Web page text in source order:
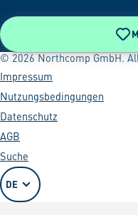
© 2026 Northcomp GmbH.
Impressum
Nutzungsbedingungen
Datenschutz
AGB
Suche
DE